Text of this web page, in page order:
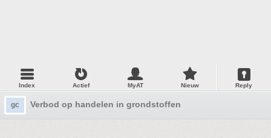
Index Actief MyAT Nieuw Reply
gc Verbod op handelen in grondstoffen